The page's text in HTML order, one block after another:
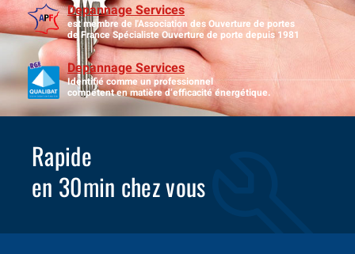
Depannage Services
est membre de l'Association des Ouverture de portes
de France Spécialiste Ouverture de porte depuis 1981
Depannage Services
Identifié comme un professionnel
compétent en matière d’efficacité énergétique.
Rapide
en 30min chez vous